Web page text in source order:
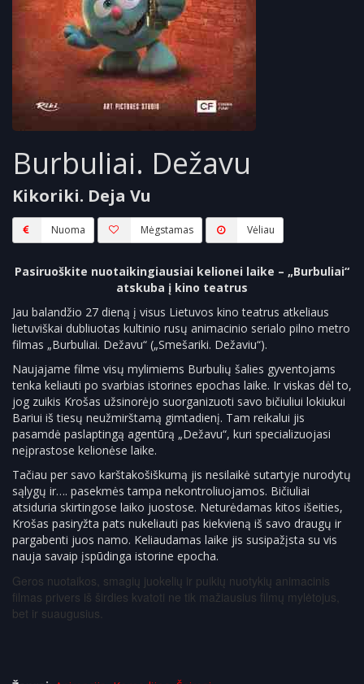
Burbuliai. Dežavu
Kikoriki. Deja Vu
Nuoma Mėgstamas Vėliau
Pasiruoškite nuotaikingiausiai kelionei laike – „Burbuliai“
atskuba į kino teatrus
Jau balandžio 27 dieną į visus Lietuvos kino teatrus atkeliaus
lietuviškai dubliuotas kultinio rusų animacinio serialo pilno metro
filmas „Burbuliai. Dežavu“ („Smešariki. Dežaviu“).
Naujajame filme visų mylimiems Burbulių šalies gyventojams
tenka keliauti po svarbias istorines epochas laike. Ir viskas dėl to,
jog zuikis Krošas užsinorėjo suorganizuoti savo bičiuliui lokiukui
Bariui iš tiesų neužmirštamą gimtadienį. Tam reikalui jis
pasamdė paslaptingą agentūrą „Dežavu“, kuri specializuojasi
neįprastose kelionėse laike.
Tačiau per savo karštakošiškumą jis nesilaikė sutartyje nurodytų
sąlygų ir…. pasekmės tampa nekontroliuojamos. Bičiuliai
atsiduria skirtingose laiko juostose. Neturėdamas kitos išeities,
Krošas pasiryžta pats nukeliauti pas kiekvieną iš savo draugų ir
pargabenti juos namo. Keliaudamas laike jis susipažįsta su vis
nauja savaip įspūdinga istorine epocha.
Geros nuotaikos, smagių juokelių ir puikių nuotykių animacinis
filmas privers iš širdies kvatoti ne tik mažiausius filmų mylėtojus,
bet ir suaugusius.